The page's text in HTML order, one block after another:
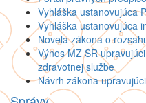
Vyhláška ustanovujúca
Vyhláška ustanovujúca
Novela zákona o
Výnos MZ SR
zdravotnej službe
Návrh zákona